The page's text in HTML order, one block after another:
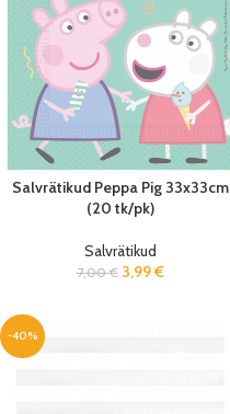
Salvrätikud Peppa Pig 33x33cm
(20 tk/pk)
Salvrätikud
7,00€ 3,99€
-40%